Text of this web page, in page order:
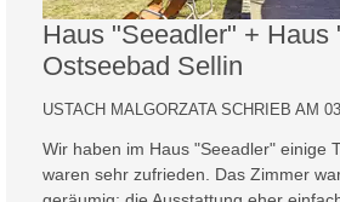
Haus "Seeadler" + Haus
Ostseebad Sellin
USTACH MALGORZATA SCHRIEB AM
Wir haben im Haus "Seeadler" einige
waren sehr zufrieden. Das Zimmer